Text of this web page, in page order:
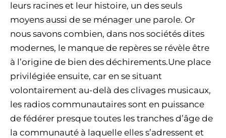
leurs racines et leur histoire, un des seuls
moyens aussi de se ménager une parole. Or
nous savons combien, dans nos sociétés dites
modernes, le manque de repères se révèle être
à l’origine de bien des déchirements.Une place
privilégiée ensuite, car en se situant
volontairement au-delà des clivages musicaux,
les radios communautaires sont en puissance
de fédérer presque toutes les tranches d’âge de
la communauté à laquelle elles s’adressent et